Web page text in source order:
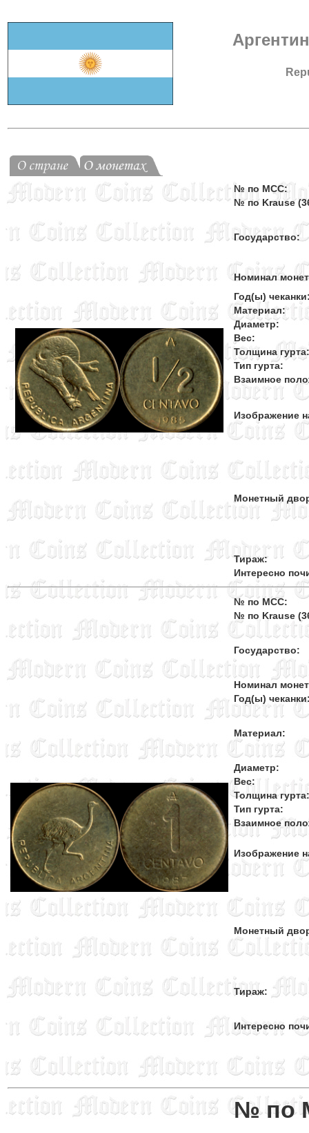
№ по MCC:
№ по Krause
Государство:
Номинал
Год(ы)
Материал:
Диаметр:
Вес:
Толщина гурта:
Тип гурта:
Взаимное
Изображение
Монетный
Тираж:
Интересно
№ по MCC:
№ по Krause
Государство:
Номинал
Год(ы)
Материал:
Диаметр:
Вес:
Толщина гурта:
Тип гурта:
Взаимное
Изображение
Монетный
Тираж:
Интересно
№ по